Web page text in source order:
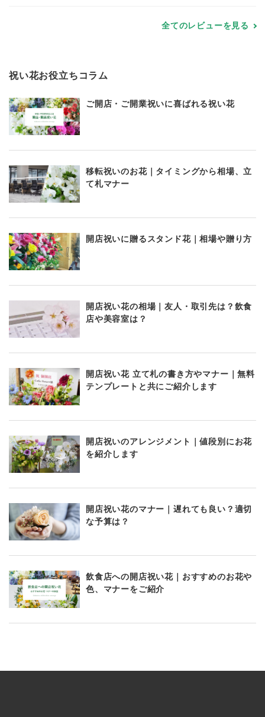
全てのレビューを見る
祝い花お役立ちコラム
ご開店・ご開業祝いに喜ばれる祝い花
移転祝いのお花｜タイミングから相場、立
て札マナー
開店祝いに贈るスタンド花｜相場や贈り方
開店祝い花の相場｜友人・取引先は？飲食
店や美容室は？
開店祝い花 立て札の書き方やマナー｜無料
テンプレートと共にご紹介します
開店祝いのアレンジメント｜値段別にお花
を紹介します
開店祝い花のマナー｜遅れても良い？適切
な予算は？
飲食店への開店祝い花｜おすすめのお花や
色、マナーをご紹介